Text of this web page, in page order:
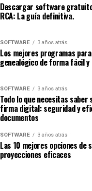
Descargar software
RCA: La guía definitiva.
SOFTWARE 3 años atrás
Los mejores programas
genealógico de forma fácil y
SOFTWARE 3 años atrás
Todo lo que necesitas
firma digital: seguridad y
documentos
SOFTWARE 3 años atrás
Las 10 mejores opciones
proyecciones eficaces